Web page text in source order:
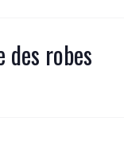
des robes